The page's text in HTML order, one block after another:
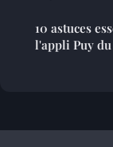
10 astuces
l'appli Puy du